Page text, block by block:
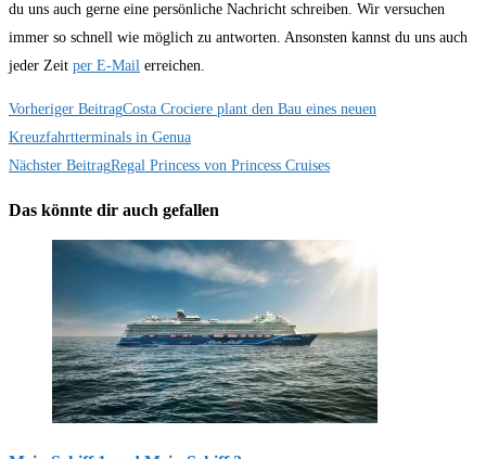
du uns auch gerne eine persönliche Nachricht schreiben. Wir versuchen
immer so schnell wie möglich zu antworten. Ansonsten kannst du uns auch
jeder Zeit per E-Mail erreichen.
Weitere
Artikel
Vorheriger BeitragCosta Crociere plant den Bau eines neuen
Kreuzfahrtterminals in Genua
Nächster BeitragRegal Princess von Princess Cruises
Das könnte dir auch gefallen